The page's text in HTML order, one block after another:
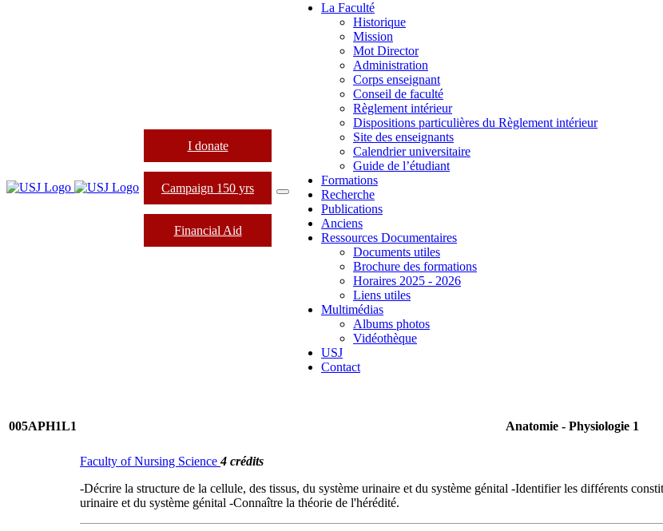
I donate
Campaign 150 yrs
Financial Aid
La Faculté
Historique
Mission
Mot Director
Administration
Corps enseignant
Conseil de faculté
Règlement intérieur
Dispositions particulières du Règlement intérieur
Site des enseignants
Calendrier universitaire
Guide de l’étudiant
Formations
Recherche
Publications
Anciens
Ressources Documentaires
Documents utiles
Brochure des formations
Horaires 2025 - 2026
Liens utiles
Multimédias
Albums photos
Vidéothèque
USJ
Contact
005APH1L1 Anatomie - Physiologie 1
Faculty of Nursing Science4 crédits
-Décrire la structure de la cellule, des tissus, du système urinaire et du système génital -Identifier les différents
urinaire et du système génital -Connaître la théorie de l'hérédité.